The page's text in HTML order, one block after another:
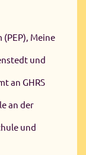
Meine
und
an GHRS
an der
und